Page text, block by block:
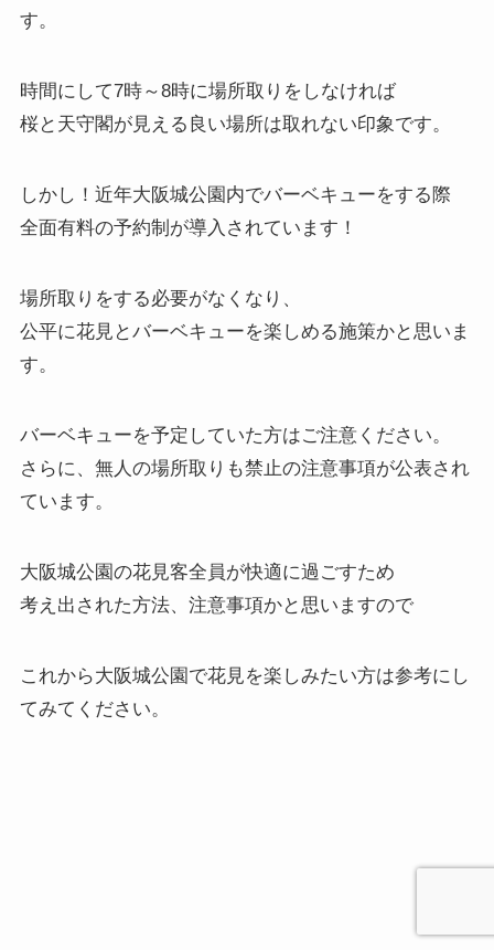
す。
時間にして7時～8時に場所取りをしなければ
桜と天守閣が見える良い場所は取れない印象です。
しかし！近年大阪城公園内でバーベキューをする際
全面有料の予約制が導入されています！
場所取りをする必要がなくなり、
公平に花見とバーベキューを楽しめる施策かと思いま
す。
バーベキューを予定していた方はご注意ください。
さらに、無人の場所取りも禁止の注意事項が公表され
ています。
大阪城公園の花見客全員が快適に過ごすため
考え出された方法、注意事項かと思いますので
これから大阪城公園で花見を楽しみたい方は参考にし
てみてください。